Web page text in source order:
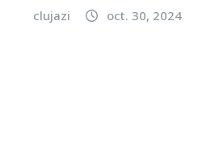
clujazi oct. 30, 2024